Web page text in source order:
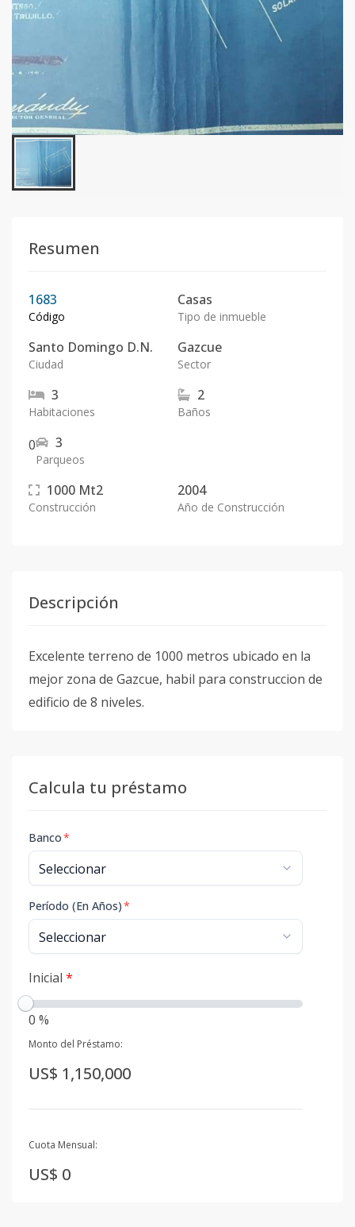
Resumen
1683
Código
Casas
Tipo de inmueble
Santo Domingo D.N.
Ciudad
Gazcue
Sector
3
Habitaciones
2
Baños
0 3
Parqueos
1000 Mt2
Construcción
2004
Año de Construcción
Descripción
Excelente terreno de 1000 metros ubicado en la
mejor zona de Gazcue, habil para construccion de
edificio de 8 niveles.
Calcula tu préstamo
Banco*
Período (En Años)*
Inicial *
0 %
Monto del Préstamo:
US$ 1,150,000
Cuota Mensual:
US$ 0